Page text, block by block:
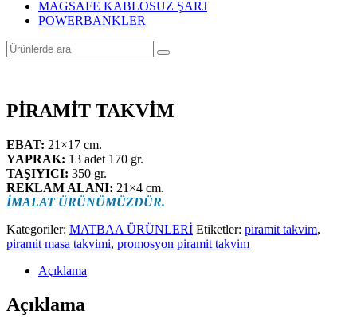
MAGSAFE KABLOSUZ ŞARJ
POWERBANKLER
PİRAMİT TAKVİM
EBAT: 21×17 cm.
YAPRAK: 13 adet 170 gr.
TAŞIYICI: 350 gr.
REKLAM ALANI: 21×4 cm.
İMALAT ÜRÜNÜMÜZDÜR.
Kategoriler: MATBAA ÜRÜNLERİ Etiketler: piramit takvim,
piramit masa takvimi, promosyon piramit takvim
Açıklama
Açıklama